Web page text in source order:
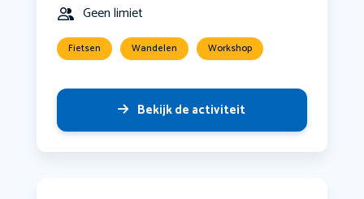
Geen limiet
Fietsen Wandelen Workshop
Bekijk de activiteit